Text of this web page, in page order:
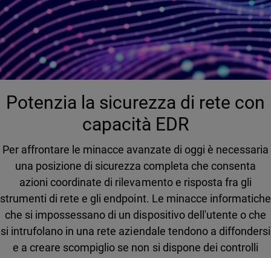
Potenzia la sicurezza di rete con
capacità EDR
Per affrontare le minacce avanzate di oggi è necessaria
una posizione di sicurezza completa che consenta
azioni coordinate di rilevamento e risposta fra gli
strumenti di rete e gli endpoint. Le minacce informatiche
che si impossessano di un dispositivo dell'utente o che
si intrufolano in una rete aziendale tendono a diffondersi
e a creare scompiglio se non si dispone dei controlli